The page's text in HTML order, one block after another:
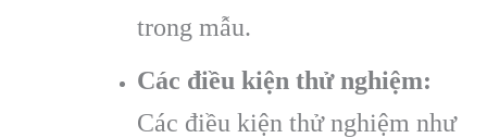
trong mẫu.
Các điều kiện thử nghiệm:
Các điều kiện thử nghiệm như